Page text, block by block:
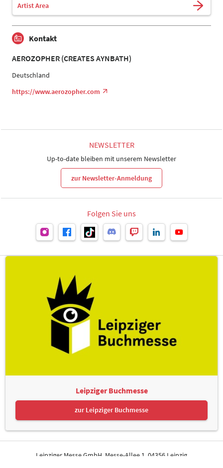
Artist Area
Kontakt
AEROZOPHER (CREATES AYNBATH)
Deutschland
https://www.aerozopher.com
NEWSLETTER
Up-to-date bleiben mit unserem Newsletter
zur Newsletter-Anmeldung
Folgen Sie uns
Leipziger Buchmesse
zur Leipziger Buchmesse
Leipziger Messe GmbH, Messe-Allee 1, 04356 Leipzig